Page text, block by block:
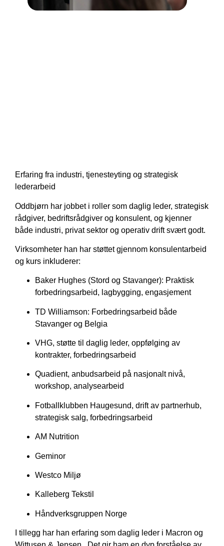
Erfaring fra industri, tjenesteyting og strategisk
lederarbeid
Oddbjørn har jobbet i roller som daglig leder, strategisk
rådgiver, bedriftsrådgiver og konsulent, og kjenner
både industri, privat sektor og operativ drift svært godt.
Virksomheter han har støttet gjennom konsulentarbeid
og kurs inkluderer:
Baker Hughes (Stord og Stavanger): Praktisk
forbedringsarbeid, lagbygging, engasjement
TD Williamson: Forbedringsarbeid både
Stavanger og Belgia
VHG, støtte til daglig leder, oppfølging av
kontrakter, forbedringsarbeid
Quadient, anbudsarbeid på nasjonalt nivå,
workshop, analysearbeid
Fotballklubben Haugesund, drift av partnerhub,
strategisk salg, forbedringsarbeid
AM Nutrition
Geminor
Westco Miljø
Kalleberg Tekstil
Håndverksgruppen Norge
I tillegg har han erfaring som daglig leder i Macron og